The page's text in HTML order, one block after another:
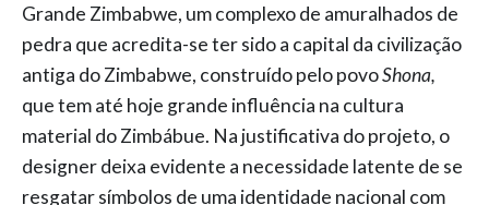
Grande Zimbabwe, um complexo de amuralhados de
pedra que acredita-se ter sido a capital da civilização
antiga do Zimbabwe, construído pelo povoShona,
que tem até hoje grande influência na cultura
material do Zimbábue. Na justificativa do projeto, o
designer deixa evidente a necessidade latente de se
resgatar símbolos de uma identidade nacional com